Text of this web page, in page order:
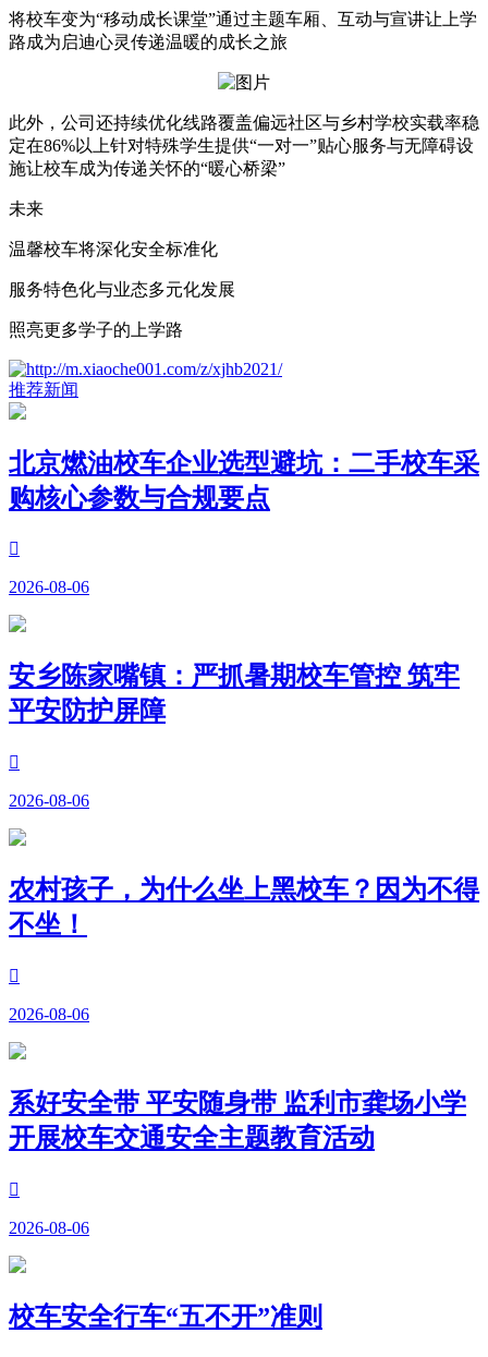
将校车变为“移动成长课堂”通过主题车厢、互动与宣讲让上学
路成为启迪心灵传递温暖的成长之旅
此外，公司还持续优化线路覆盖偏远社区与乡村学校实载率稳
定在86%以上针对特殊学生提供“一对一”贴心服务与无障碍设
施让校车成为传递关怀的“暖心桥梁”
未来
温馨校车将深化安全标准化
服务特色化与业态多元化发展
照亮更多学子的上学路
推荐新闻
北京燃油校车企业选型避坑：二手校车采
购核心参数与合规要点

2026-08-06
安乡陈家嘴镇：严抓暑期校车管控 筑牢
平安防护屏障

2026-08-06
农村孩子，为什么坐上黑校车？因为不得
不坐！

2026-08-06
系好安全带 平安随身带 监利市龚场小学
开展校车交通安全主题教育活动

2026-08-06
校车安全行车“五不开”准则